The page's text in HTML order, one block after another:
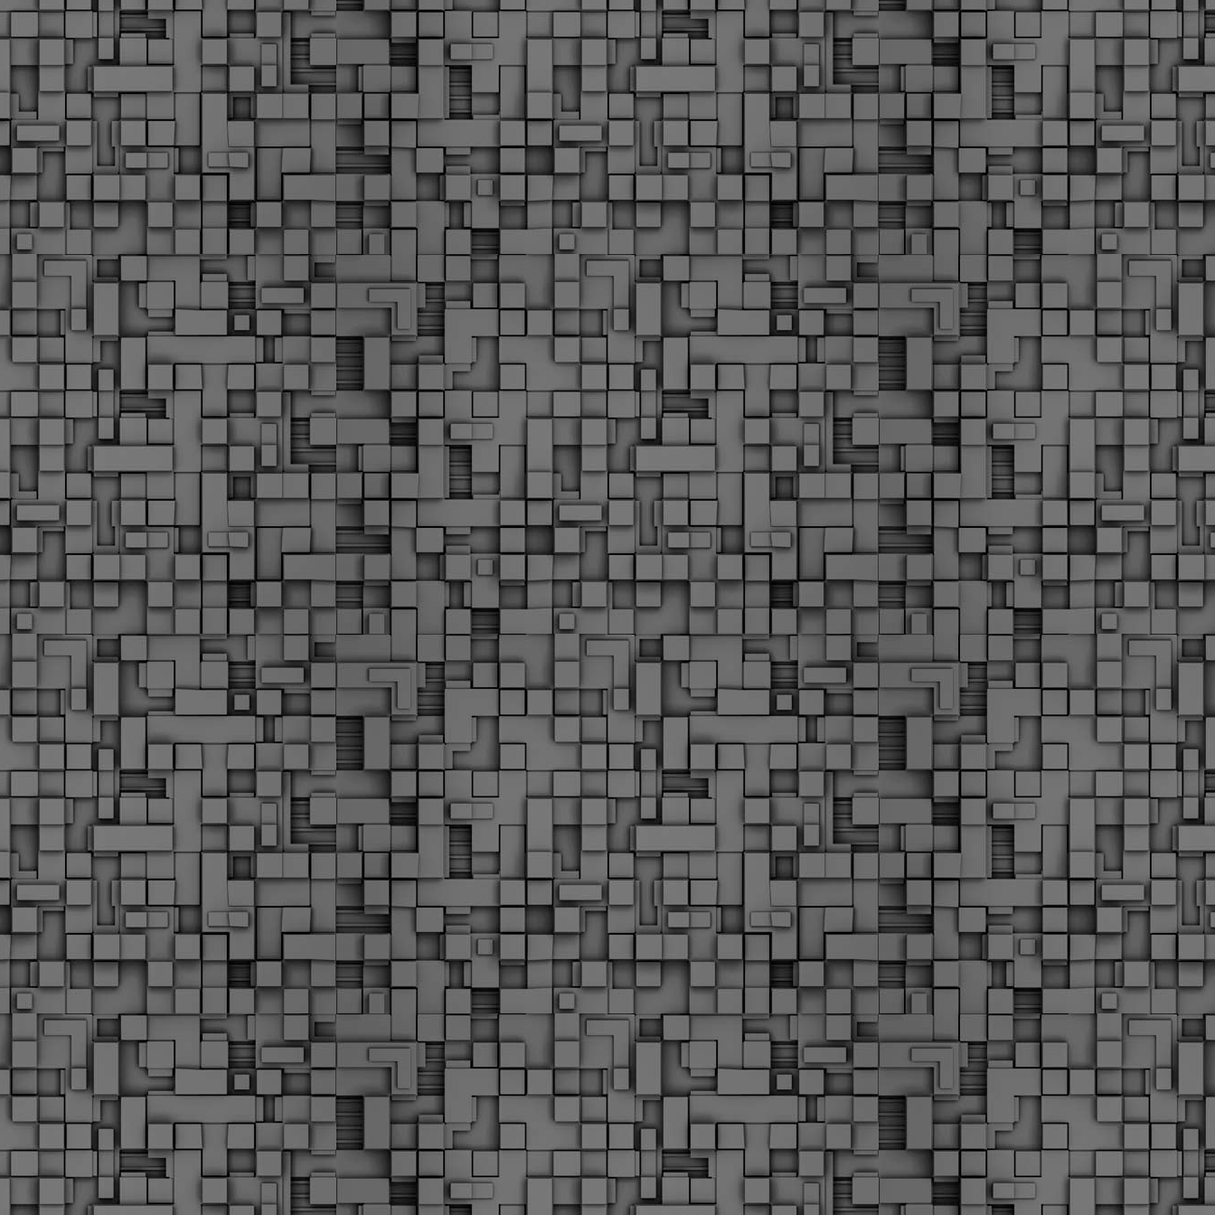
σε δήμους της χώρας. Το Dimastin, αναζητεί σχετικό
φωτογραφικό υλικό στο διαδίκτυο και σας το παρουσιάζει σε
αυτή την ανάρτηση. Επίσης, σας καλούμε, αν διαπιστώσετε ότι
μας έχουν "ξεφύγει" ορκωμοσίες, μπορείτε να στέλνετε το
φωτογραφικό τους υλικό στο dimasthes@gmail.gr ώστε να το
δημοσιεύουμε εδώ, άμεσα.
MAR
Θεσσαλονίκη: Ορκίστηκαν οι 75 νέοι δημοτικοί
αστυνομικοί – Τι τους ζήτησε ο Αγγελούδης
Ενισχύεται το έργο της δημοτικής αστυνομίας στο δήμο
Θεσσαλονίκης καθώς το πρωί της Τετάρτης 18 Μαρτίου
ορκίστηκαν οι 75 νέοι δημοτικοί αστυνομικοί.
«Με αυτούς, σε λίγους μήνες αποκτά ένα ισχυρό σώμα η
δημοτική αστυνομία. Θα είναι πιο κοντά στον πολίτη. Είχα την
ευκαιρία να είμαι σήμερα στην ορκωμοσία τους.
MAR
Ξεκίνησαν εδώ και μια εβδομάδα οι αφίξεις των
νεοπροσληφθέντων Δημοτικών Αστυνομικών στους
δήμους και οι ορκωμοσίες τους - Πλήρες
Μεγάλες μέρες ζει ο "οργανισμός" της Δημοτικής Αστυνομίας!
Να θυμίσουμε ότι κανονικές προσλήψεις στην Δημοτική
Αστυνομία έχουν να γίνουν από το 2010. Δεκαέξι ολόκληρα
χρόνια! Και βέβαια, ακόμη και με αυτές τις προσλήψεις, δεν
φτάνουμε ούτε τα 2/3 των Δημοτικών Αστυνομικών που
υπηρετούσαν το 2013 προ της κατάργησης της υπηρεσίας με
απόφαση του σημερινού πρωθυπουργού Κυριάκου Μητσοτάκη. Ας
είναι...
2
Δημοτική Αστυνομία Θεσσαλονίκης: Διμηνιαίος
απολογισμός ελέγχων τήρησης νομοθεσίας
Τον απολογισμό των δράσεων ελέγχου για τα ζώα συντροφιάς
κατά το δίμηνο Ιανουαρίου – Φεβρουαρίου 2026 παρουσιάζει η
Δημοτική Αστυνομία Θεσσαλονίκης, με στόχο την προστασία των
ζώων και την ομαλή συμβίωση στην πόλη.
FEB
18
ΣτΕ: Οριστική απόρριψη της επαναφοράς του 13ου
και 14ου μισθού για τους δημοσίους υπαλλήλους
Με την απόφαση αυτή, το ΣτΕ απορρίπτει οριστικά τις
αξιώσεις των δημοσίων υπαλλήλων για επαναφορά των
δώρων, επικυρώνοντας την τρέχουσα κατάσταση παρά τις
αντιδράσεις της ΑΔΕΔΥ
Το ΣτΕ απέρριψε οριστικά την προσφυγή της ΑΔΕΔΥ και ενός
εκπαιδευτικού για την επαναφορά των δώρων Χριστουγέννων,
Πάσχα και θερινής άδειας (13ος και 14ος μισθός) στους
εργαζόμενους του δημόσιου τομέα, κλείνοντας μια μακρά
διαμάχη δεκαετιών που αφορούσε τις μνημονιακές περικοπές.
Γνωστοποίηση έκδοσης οριστικών αποτελεσμάτων –
Παροχή οδηγιών.
► Δείτε/κατεβάστε την πολυαναμενόμενη εγκύκλιο του Υπ.
FEB
1
Με διαρροή 2 μέρες πριν την στάση εργασίας
ενημερώνει το ΣτΕ για την απόρριψη της επαναφοράς